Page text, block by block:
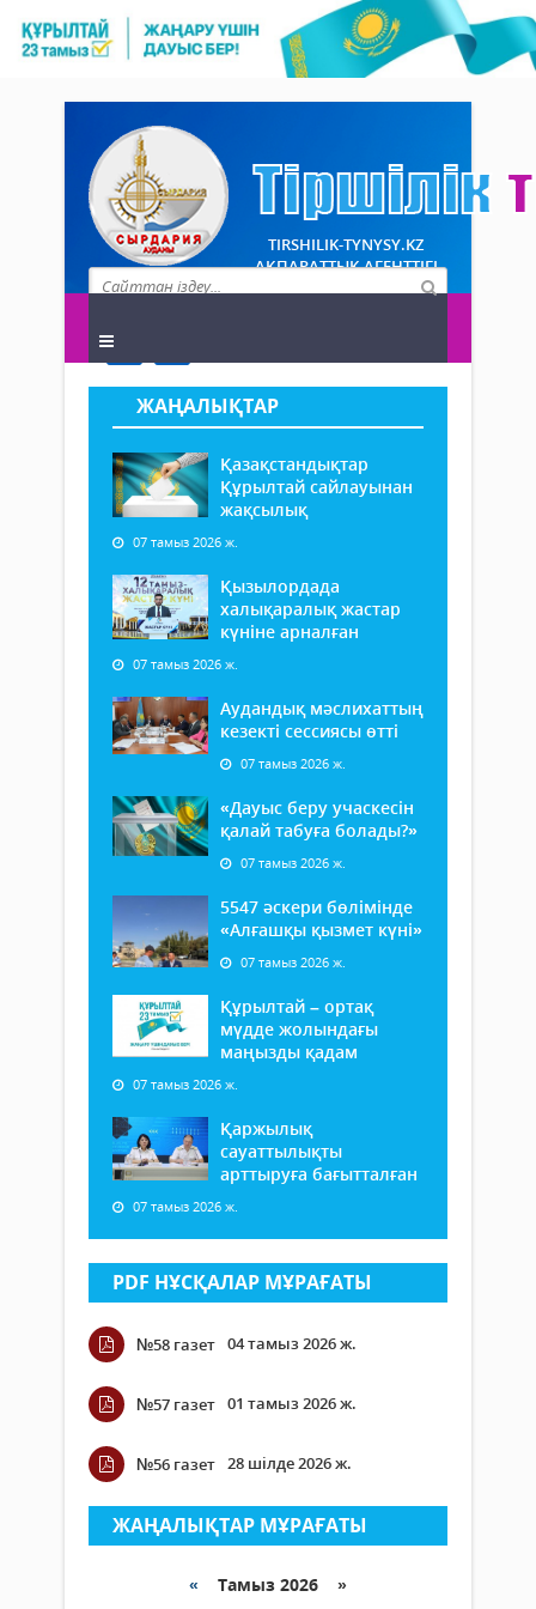
TIRSHILIK-TYNYSY.KZ
АҚПАРАТТЫҚ АГЕНТТІГІ
ЖАҢАЛЫҚТАР
Қазақстандықтар
Құрылтай сайлауынан
жақсылық
07 тамыз 2026 ж.
Қызылордада
халықаралық жастар
күніне арналған
07 тамыз 2026 ж.
Аудандық мәслихаттың
кезекті сессиясы өтті
07 тамыз 2026 ж.
«Дауыс беру учаскесін
қалай табуға болады?»
07 тамыз 2026 ж.
5547 әскери бөлімінде
«Алғашқы қызмет күні»
07 тамыз 2026 ж.
Құрылтай – ортақ
мүдде жолындағы
маңызды қадам
07 тамыз 2026 ж.
Қаржылық
сауаттылықты
арттыруға бағытталған
07 тамыз 2026 ж.
PDF НҰСҚАЛАР МҰРАҒАТЫ
№58 газет 04 тамыз 2026 ж.
№57 газет 01 тамыз 2026 ж.
№56 газет 28 шілде 2026 ж.
ЖАҢАЛЫҚТАР МҰРАҒАТЫ
« Тамыз 2026 »